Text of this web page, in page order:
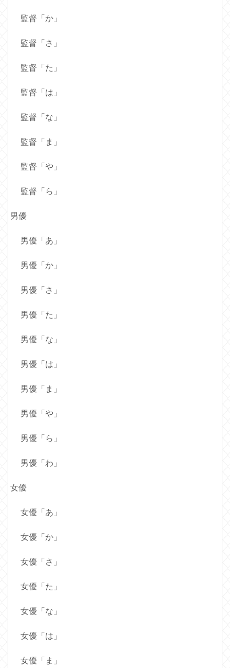
監督「か」
監督「さ」
監督「た」
監督「は」
監督「な」
監督「ま」
監督「や」
監督「ら」
男優
男優「あ」
男優「か」
男優「さ」
男優「た」
男優「な」
男優「は」
男優「ま」
男優「や」
男優「ら」
男優「わ」
女優
女優「あ」
女優「か」
女優「さ」
女優「た」
女優「な」
女優「は」
女優「ま」